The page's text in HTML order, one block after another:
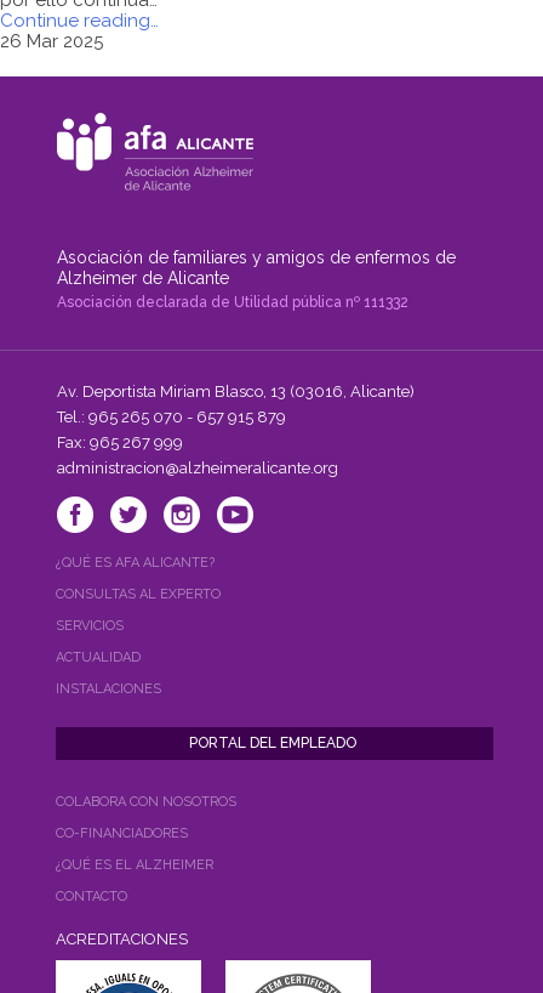
Continue reading
ADIEM
AFA
Alicante
2025"
…
26 Mar 2025
Asociación de familiares y amigos de enfermos de
Alzheimer de Alicante
Asociación declarada de Utilidad pública nº 111332
Av. Deportista Miriam Blasco, 13 (03016, Alicante)
Tel.: 965 265 070 - 657 915 879
Fax: 965 267 999
administracion@alzheimeralicante.org
¿QUÉ ES AFA ALICANTE?
CONSULTAS AL EXPERTO
SERVICIOS
ACTUALIDAD
INSTALACIONES
COLABORA CON NOSOTROS
CO-FINANCIADORES
¿QUÉ ES EL ALZHEIMER
CONTACTO
ACREDITACIONES